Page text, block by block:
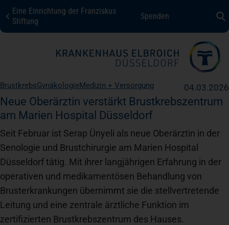
Eine Einrichtung der Franziskus
Stiftung
Spenden
KHE Düsseldorf
Patienten + Besucher
Über uns
Karriere
Kontakt
BrustkrebsGynäkologieMedizin + Versorgung 04.03.2026
Neue Oberärztin verstärkt Brustkrebszentrum
am Marien Hospital Düsseldorf
Seit Februar ist Serap Ünyeli als neue Oberärztin in der
Senologie und Brustchirurgie am Marien Hospital
Düsseldorf tätig. Mit ihrer langjährigen Erfahrung in der
operativen und medikamentösen Behandlung von
Brusterkrankungen übernimmt sie die stellvertretende
Leitung und eine zentrale ärztliche Funktion im
zertifizierten Brustkrebszentrum des Hauses.